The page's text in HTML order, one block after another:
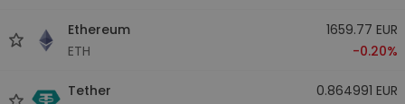
Ethereum
ETH
1659.77 EUR
-0.20%
Tether
0.864991 EUR